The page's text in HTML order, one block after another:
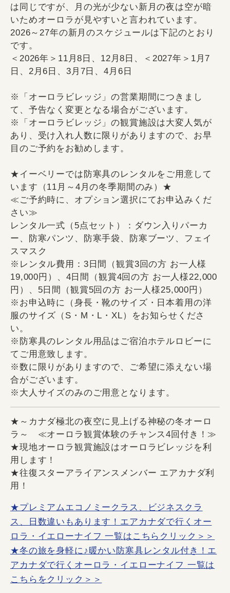
は同じですが、月の光が少ない新月の夜は空が暗
いためオーロラが見やすいと言われています。
2026～27年の新月のスケジュールは下記のとおり
です。
＜2026年＞11月8日、12月8日、＜2027年＞1月7
日、2月6日、3月7日、4月6日
※「オーロラビレッジ」の営業期間につきまし
て、予告なく変更となる場合がございます。
※「オーロラビレッジ」の観賞施設は大変人気が
あり、受け入れ人数に限りがありますので、お早
目のご予約をお勧めします。
★イーベリーでは防寒具のレンタルをご用意して
います（11月～4月の冬季期間のみ）★
≪ご予約時に、オプション選択にてお申込みくだ
さい≫
レンタル一式（5点セット）：ダウン入りパーカ
ー、防寒パンツ、防寒手袋、防寒ブーツ、フェイ
スマスク
※レンタル費用：3日間（観賞3回の方 お一人様
19,000円）、4日間（観賞4回の方 お一人様22,000
円）、5日間（観賞5回の方 お一人様25,000円）
※お申込時に（身長・靴のサイズ・日本着用の洋
服のサイズ（S・M・L・XL）をお知らせくださ
い。
※防寒具のレンタル用品はご宿泊ホテルロビーに
てご用意致します。
※数に限りがありますので、ご希望に添えない場
合がございます。
※大人サイズのみのご用意となります。
★～カナダ極北の夜空に見上げる神秘の冬オーロ
ラ～ ≪オーロラ観賞体験のチャンス4回付き！≫
★現地オーロラ観賞施設はオーロラビレッジを利
用します！
★往復スターアライアンスメンバー エアカナダ利
用！
★プレミアムエコノミークラス、ビジネスクラ
ス、日数違いもあります！エアカナダで行くオー
ロラ・イエローナイフ 一覧はこちらクリック＞＞
★冬の旅を身軽に♪暖かい防寒具レンタル付き！エ
アカナダで行くオーロラ・イエローナイフ 一覧は
こちらをクリック＞＞